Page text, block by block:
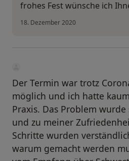
frohes Fest wünsche ich
18. Dezember 2020
Der Termin war trotz
möglich und ich hatte
Praxis. Das Problem
und zu meiner
Schritte wurden
warum gemacht werden